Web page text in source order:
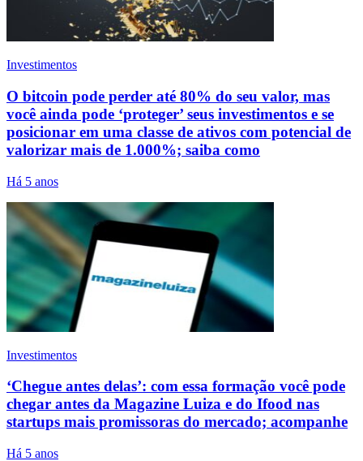
Investimentos
O bitcoin pode perder até 80% do seu valor, mas
você ainda pode ‘proteger’ seus investimentos e se
posicionar em uma classe de ativos com potencial de
valorizar mais de 1.000%; saiba como
Há 5 anos
Investimentos
‘Chegue antes delas’: com essa formação você pode
chegar antes da Magazine Luiza e do Ifood nas
startups mais promissoras do mercado; acompanhe
Há 5 anos